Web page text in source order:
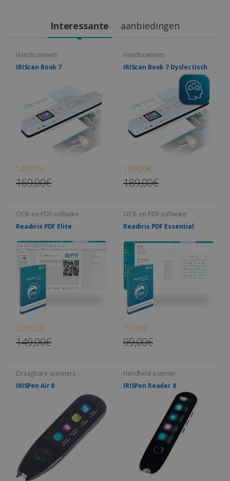
Interessante aanbiedingen
Handscanners
IRIScan Book 7
149,00€
169,00€
Handscanners
IRIScan Book 7 Dyslectisch
169,00€
189,00€
OCR- en PDF-software
Readiris PDF Elite
129,00€
149,00€
OCR- en PDF-software
Readiris PDF Essential
79,00€
99,00€
Draagbare scanners
IRISPen Air 8
Handheld scanner
IRISPen Reader 8